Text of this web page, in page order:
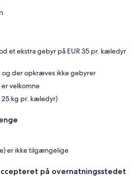
et ekstra gebyr på EUR 35 pr. kæledyr
og der opkræves ikke gebyrer
velkomne
kg pr. kæledyr)
er ikke tilgængelige
på overnatningsstedet